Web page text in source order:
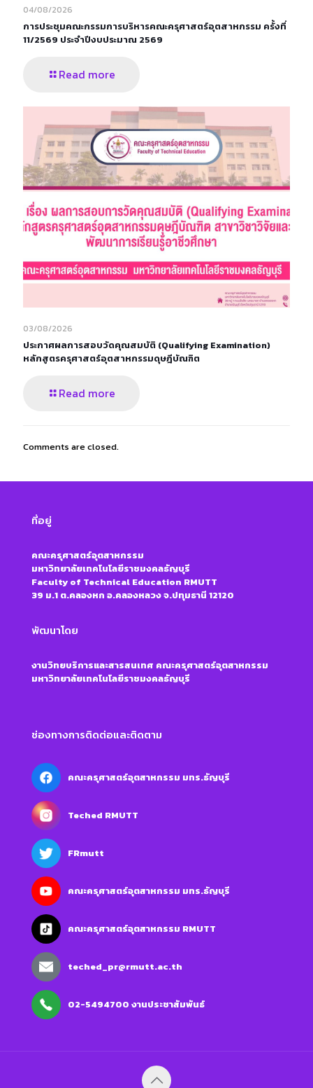
04/08/2026
การประชุมคณะกรรมการบริหารคณะครุศาสตร์อุตสาหกรรม ครั้งที่
11/2569 ประจำปีงบประมาณ 2569
Read more
03/08/2026
ประกาศผลการสอบวัดคุณสมบัติ (Qualifying Examination)
หลักสูตรครุศาสตร์อุตสาหกรรมดุษฎีบัณฑิต
Read more
Comments are closed.
ที่อยู่
คณะครุศาสตร์อุตสาหกรรม
มหาวิทยาลัยเทคโนโลยีราชมงคลธัญบุรี
Faculty of Technical Education RMUTT
39 ม.1 ต.คลองหก อ.คลองหลวง จ.ปทุมธานี 12120
พัฒนาโดย
งานวิทยบริการและสารสนเทศ คณะครุศาสตร์อุตสาหกรรม
มหาวิทยาลัยเทคโนโลยีราชมงคลธัญบุรี
ช่องทางการติดต่อและติดตาม
คณะครุศาสตร์อุตสาหกรรม มทร.ธัญบุรี
Teched RMUTT
FRmutt
คณะครุศาสตร์อุตสาหกรรม มทร.ธัญบุรี
คณะครุศาสตร์อุตสาหกรรม RMUTT
teched_pr@rmutt.ac.th
02-5494700 งานประชาสัมพันธ์